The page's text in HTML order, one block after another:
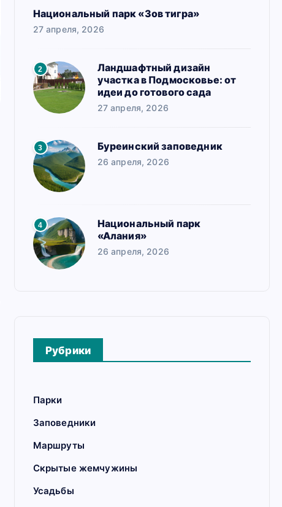
Национальный парк «Зов тигра»
27 апреля, 2026
2
Ландшафтный дизайн
участка в Подмосковье: от
идеи до готового сада
27 апреля, 2026
3 Буреинский заповедник
26 апреля, 2026
4
Национальный парк
«Алания»
26 апреля, 2026
Рубрики
Парки
Заповедники
Маршруты
Скрытые жемчужины
Усадьбы